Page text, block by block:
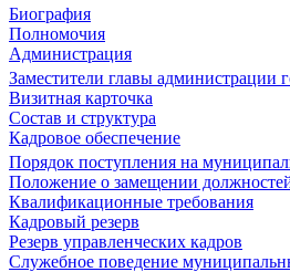
Биография
Полномочия
Администрация
Заместители главы администрации
Визитная карточка
Состав и структура
Кадровое обеспечение
Порядок поступления на
Положение о замещении
Квалификационные требования
Кадровый резерв
Резерв управленческих кадров
Служебное поведение